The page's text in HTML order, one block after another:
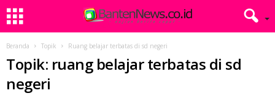
Beranda Topik Ruang belajar terbatas di sd negeri
Topik: ruang belajar terbatas di sd
negeri